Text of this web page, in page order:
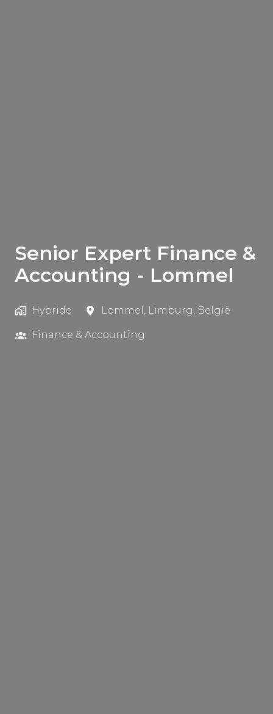
Senior Expert Finance &
Accounting - Lommel
Hybride Lommel Limburg België
Finance & Accounting